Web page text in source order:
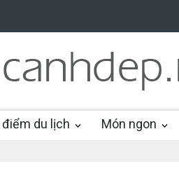
du lịch Món ngon